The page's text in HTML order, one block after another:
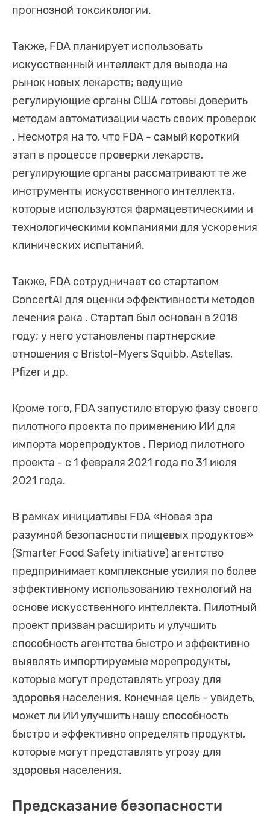
прогнозной токсикологии.
Также, FDA планирует использовать
искусственный интеллект для вывода на
рынок новых лекарств; ведущие
регулирующие органы США готовы доверить
методам автоматизации часть своих проверок
. Несмотря на то, что FDA - самый короткий
этап в процессе проверки лекарств,
регулирующие органы рассматривают те же
инструменты искусственного интеллекта,
которые используются фармацевтическими и
технологическими компаниями для ускорения
клинических испытаний.
Также, FDA сотрудничает со стартапом
ConcertAI для оценки эффективности методов
лечения рака . Стартап был основан в 2018
году; у него установлены партнерские
отношения с Bristol-Myers Squibb, Astellas,
Pfizer и др.
Кроме того, FDA запустило вторую фазу своего
пилотного проекта по применению ИИ для
импорта морепродуктов . Период пилотного
проекта - с 1 февраля 2021 года по 31 июля
2021 года.
В рамках инициативы FDA «Новая эра
разумной безопасности пищевых продуктов»
(Smarter Food Safety initiative) агентство
предпринимает комплексные усилия по более
эффективному использованию технологий на
основе искусственного интеллекта. Пилотный
проект призван расширить и улучшить
способность агентства быстро и эффективно
выявлять импортируемые морепродукты,
которые могут представлять угрозу для
здоровья населения. Конечная цель - увидеть,
может ли ИИ улучшить нашу способность
быстро и эффективно определять продукты,
которые могут представлять угрозу для
здоровья населения.
Предсказание безопасности